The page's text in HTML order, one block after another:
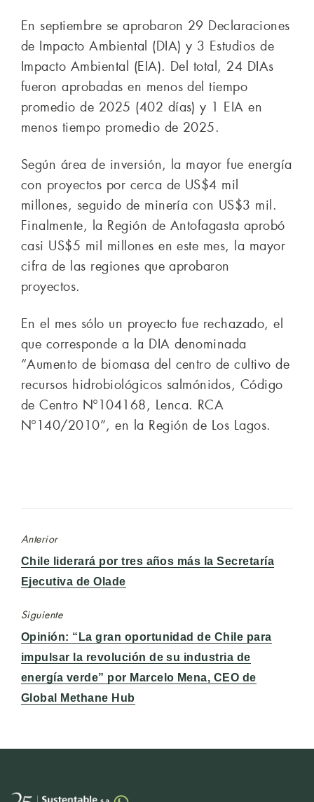
En septiembre se aprobaron 29 Declaraciones
de Impacto Ambiental (DIA) y 3 Estudios de
Impacto Ambiental (EIA). Del total, 24 DIAs
fueron aprobadas en menos del tiempo
promedio de 2025 (402 días) y 1 EIA en
menos tiempo promedio de 2025.
Según área de inversión, la mayor fue energía
con proyectos por cerca de US$4 mil
millones, seguido de minería con US$3 mil.
Finalmente, la Región de Antofagasta aprobó
casi US$5 mil millones en este mes, la mayor
cifra de las regiones que aprobaron
proyectos.
En el mes sólo un proyecto fue rechazado, el
que corresponde a la DIA denominada
“Aumento de biomasa del centro de cultivo de
recursos hidrobiológicos salmónidos, Código
de Centro Nº104168, Lenca. RCA
Nº140/2010”, en la Región de Los Lagos.
Anterior
Entrada
anterior:
Chile liderará por tres años más la Secretaría
Ejecutiva de Olade
Siguiente
Entrada
siguiente:
Opinión: “La gran oportunidad de Chile para
impulsar la revolución de su industria de
energía verde” por Marcelo Mena, CEO de
Global Methane Hub